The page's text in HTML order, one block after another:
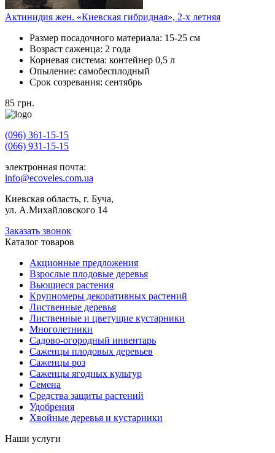
Актинидия жен. «Киевская гибридная», 2-х летняя
Размер посадочного материала: 15-25 см
Возраст саженца: 2 года
Корневая система: контейнер 0,5 л
Опыление: самобесплодный
Срок созревания: сентябрь
85 грн.
(096) 361-15-15
(066) 931-15-15
электронная почта:
info@ecoveles.com.ua
Киевская область, г. Буча,
ул. А.Михайловского 14
Заказать звонок
Каталог товаров
Акционные предложения
Взрослые плодовые деревья
Вьющиеся растения
Крупномеры декоративных растений
Лиственные деревья
Лиственные и цветущие кустарники
Многолетники
Садово-огородный инвентарь
Саженцы плодовых деревьев
Саженцы роз
Саженцы ягодных культур
Семена
Средства защиты растений
Удобрения
Хвойные деревья и кустарники
Наши услуги